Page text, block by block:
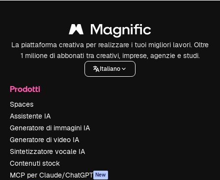
La piattaforma creativa per realizzare i tuoi migliori lavori. Oltre
1 milione di abbonati tra creativi, imprese, agenzie e studi.
Italiano
Prodotti
Spaces
Assistente IA
Generatore di immagini IA
Generatore di video IA
Sintetizzatore vocale IA
Contenuti stock
MCP per Claude/ChatGPT New